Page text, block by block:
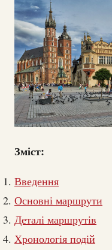
Зміст:
Введення
Основні маршрути
Деталі маршрутів
Хронологія подій